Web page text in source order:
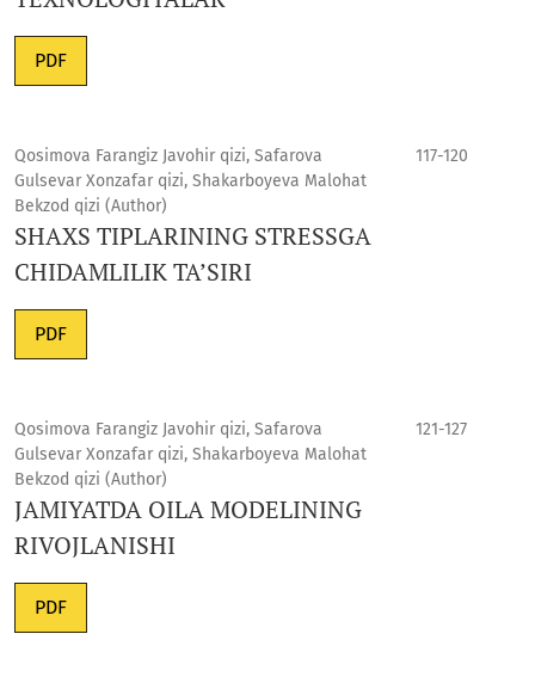
PDF
Qosimova Farangiz Javohir qizi, Safarova
Gulsevar Xonzafar qizi, Shakarboyeva Malohat
Bekzod qizi (Author)
117-120
SHAXS TIPLARINING STRESSGA
CHIDAMLILIK TA’SIRI
PDF
Qosimova Farangiz Javohir qizi, Safarova
Gulsevar Xonzafar qizi, Shakarboyeva Malohat
Bekzod qizi (Author)
121-127
JAMIYATDA OILA MODELINING
RIVOJLANISHI
PDF